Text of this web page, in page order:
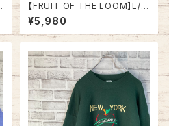
【FRUIT OF THE LOOM】L/S
Sweat/Trainer L 2000s “ K
entucky Derby” スーベニア
スウェット トレーナー ケンタッキ
ラブレッド アメリカ USA 古着
¥5,980